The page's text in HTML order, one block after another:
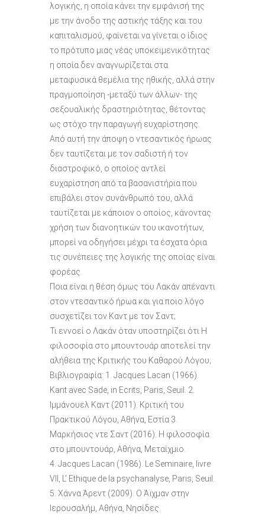
λογικής, η οποία κάνει την εμφάνισή της
με την άνοδο της αστικής τάξης και του
καπιταλισμού, φαίνεται να γίνεται ο ίδιος
το πρότυπο μιας νέας υποκειμενικότητας
η οποία δεν αναγνωρίζεται στα
μεταφυσικά θεμέλια της ηθικής, αλλά στην
πραγμοποίηση -μεταξύ των άλλων- της
σεξουαλικής δραστηριότητας, θέτοντας
ως στόχο την παραγωγή ευχαρίστησης.
Από αυτή την άποψη ο ντεσαντικός ήρωας
δεν ταυτίζεται με τον σαδιστή ή τον
διαστροφικό, ο οποίος αντλεί
ευχαρίστηση από τα βασανιστήρια που
επιβάλει στον συνάνθρωπό του, αλλά
ταυτίζεται με κάποιον ο οποίος, κάνοντας
χρήση των διανοητικών του ικανοτήτων,
μπορεί να οδηγήσει μέχρι τα έσχατα όρια
τις συνέπειες της λογικής της οποίας είναι
φορέας.
Ποια είναι η θέση όμως του Λακάν απέναντι
στον ντεσαντικό ήρωα και για ποιο λόγο
συσχετίζει τον Καντ με τον Σαντ;
Τι εννοεί ο Λακάν όταν υποστηρίζει ότι Η
φιλοσοφία στο μπουντουάρ αποτελεί την
αλήθεια της Κριτικής του Καθαρού Λόγου;
Βιβλιογραφία: 1. Jacques Lacan (1966).
Kant avec Sade, in Ecrits, Paris, Seuil. 2.
Ιμμάνουελ Καντ (2011). Κριτική του
Πρακτικού Λόγου, Αθήνα, Εστία 3.
Μαρκήσιος ντε Σαντ (2016). Η φιλοσοφία
στο μπουντουάρ, Αθήνα, Μεταίχμιο.
4. Jacques Lacan (1986). Le Seminaire, livre
VII, L' Ethique de la psychanalyse, Paris, Seuil.
5. Χάννα Άρεντ (2009). Ο Άϊχμαν στην
Ιερουσαλήμ, Αθήνα, Νησίδες.